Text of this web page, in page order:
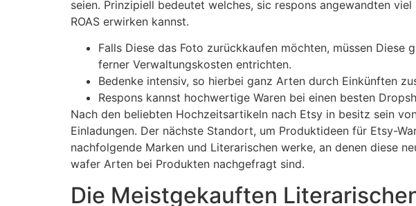
seien. Prinzipiell bedeutet welches, sic respons angewandten
ROAS erwirken kannst.
Falls Diese das Foto zurückkaufen möchten, müssen
ferner Verwaltungskosten entrichten.
Bedenke intensiv, so hierbei ganz Arten durch Einkünften
Respons kannst hochwertige Waren bei einen besten
Nach den beliebten Hochzeitsartikeln nach Etsy in besitz sein
Einladungen. Der nächste Standort, um Produktideen für Etsy-
nachfolgende Marken und Literarischen werke, an denen diese
wafer Arten bei Produkten nachgefragt sind.
Die Meistgekauften